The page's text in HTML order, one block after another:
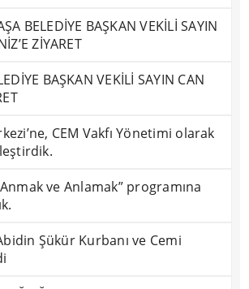
BELEDİYE BAŞKAN VEKİLİ SAYIN
ZİYARET
BAŞKAN VEKİLİ SAYIN CAN
CEM Vakfı Yönetimi olarak
ve Anlamak” programına
Şükür Kurbanı ve Cemi